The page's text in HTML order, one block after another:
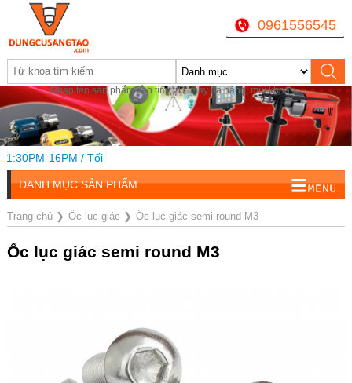
Nhập tên sản phẩm cần tìm, VD: máy đa năng, mũi khoan...
0961556545
16PM / Tối
DANH MỤC SẢN PHẨM
Trang chủ❯ Ốc lục giác ❯ Ốc lục giác semi round M3
Ốc lục giác semi round M3